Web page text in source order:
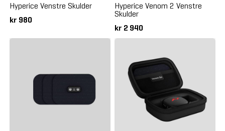
Hyperice Venstre Skulder
kr 980
Hyperice Venom 2 Venstre
Skulder
kr 2 940